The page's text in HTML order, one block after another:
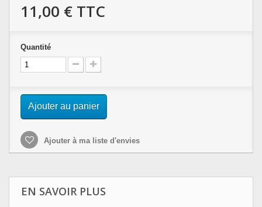
11,00 € TTC
Quantité
Ajouter au panier
Ajouter à ma liste d'envies
EN SAVOIR PLUS